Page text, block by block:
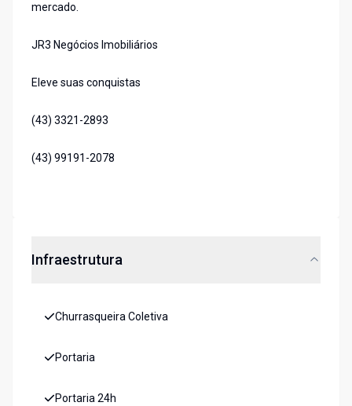
mercado.
JR3 Negócios Imobiliários
Eleve suas conquistas
(43) 3321-2893
(43) 99191-2078
Infraestrutura
Churrasqueira Coletiva
Portaria
Portaria 24h